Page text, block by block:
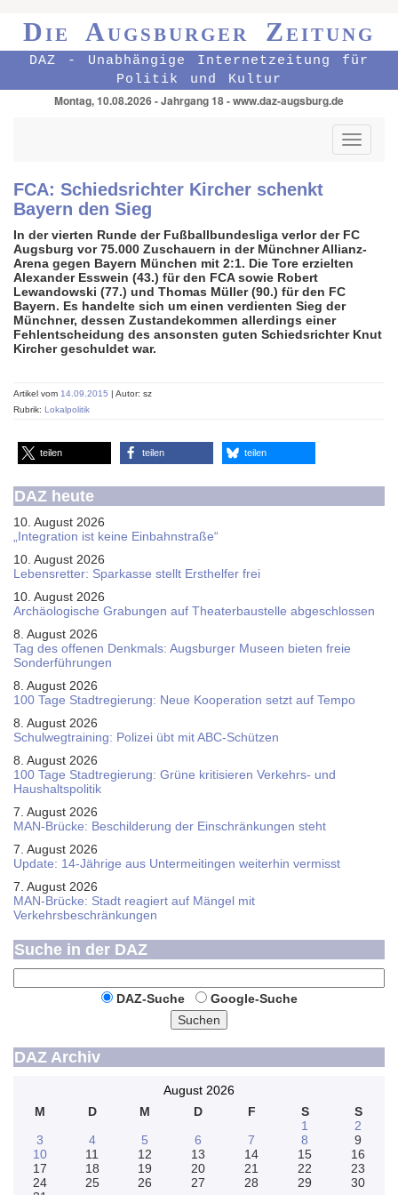
Die Augsburger Zeitung
DAZ - Unabhängige Internetzeitung für
Politik und Kultur
Montag, 10.08.2026 - Jahrgang 18 - www.daz-augsburg.de
Toggle
FCA: Schiedsrichter Kircher schenkt
Bayern den Sieg
In der vierten Runde der Fußballbundesliga verlor der FC
Augsburg vor 75.000 Zuschauern in der Münchner Allianz-
Arena gegen Bayern München mit 2:1. Die Tore erzielten
Alexander Esswein (43.) für den FCA sowie Robert
Lewandowski (77.) und Thomas Müller (90.) für den FC
Bayern. Es handelte sich um einen verdienten Sieg der
Münchner, dessen Zustandekommen allerdings einer
Fehlentscheidung des ansonsten guten Schiedsrichter Knut
Kircher geschuldet war.
Artikel vom 14.09.2015 | Autor: sz
Rubrik: Lokalpolitik
teilen teilen teilen
DAZ heute
10. August 2026
„Integration ist keine Einbahnstraße“
10. August 2026
Le­bens­ret­ter: Spar­kas­se stellt Erst­hel­fer frei
10. August 2026
Ar­chäo­lo­gi­sche Gra­bun­gen auf Thea­ter­bau­stel­le ab­ge­schlos­sen
8. August 2026
Tag des offenen Denkmals: Augsburger Museen bieten freie
Sonderführungen
8. August 2026
100 Tage Stadtregierung: Neue Kooperation setzt auf Tempo
8. August 2026
Schul­weg­trai­ning: Poli­zei übt mit ABC-Schüt­zen
8. August 2026
100 Tage Stadtregierung: Grüne kritisieren Verkehrs- und
Haushaltspolitik
7. August 2026
MAN-Brücke: Beschilderung der Einschränkungen steht
7. August 2026
Update: 14-Jährige aus Untermeitingen weiterhin vermisst
7. August 2026
MAN-Brücke: Stadt reagiert auf Mängel mit
Verkehrsbeschränkungen
Suche in der DAZ
DAZ-Suche
Google-Suche
Suchen
DAZ Archiv
August 2026
M
D M D F S
S
1
2
3
4 5 6 7 8
9
10
11 12 13 14 15
16
17
18 19 20 21 22
23
24
25 26 27 28 29
30